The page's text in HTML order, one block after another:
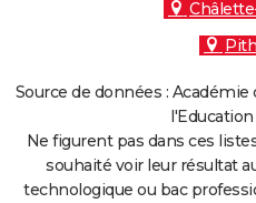
Source de données :
Ne figurent pas dans ces
souhaité voir leur résultat
technologique ou bac